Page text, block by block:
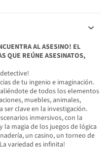
AL ASESINO! EL
QUE REÚNE ASESINATOS,
de tu ingenio e imaginación.
de todos los elementos
muebles, animales,
clave en la investigación.
inmersivos, con la
magia de los juegos de lógica
un casino, un torneo de
variedad es infinita!